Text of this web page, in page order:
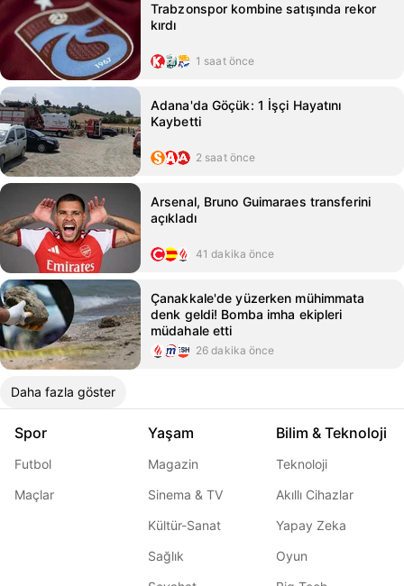
Trabzonspor kombine satışında rekor
kırdı
1 saat önce
Adana'da Göçük: 1 İşçi Hayatını
Kaybetti
2 saat önce
Arsenal, Bruno Guimaraes transferini
açıkladı
41 dakika önce
Çanakkale'de yüzerken mühimmata
denk geldi! Bomba imha ekipleri
müdahale etti
26 dakika önce
Daha fazla göster
Spor
Futbol
Maçlar
Yaşam
Magazin
Sinema & TV
Kültür-Sanat
Sağlık
Bilim & Teknoloji
Teknoloji
Akıllı Cihazlar
Yapay Zeka
Oyun